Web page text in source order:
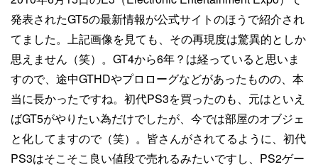
発表されたGT5の最新情報が公式サイトのほうで紹介され
てました。上記画像を見ても、その再現度は驚異的としか
思えません（笑）。GT4から6年？は経っていると思いま
すので、途中GTHDやプロローグなどがあったものの、本
当に長かったですね。初代PS3を買ったのも、元はといえ
ばGT5がやりたい為だけでしたが、今では部屋のオブジェ
と化してますので（笑）。皆さんがされてるように、初代
PS3はそこそこ良い値段で売れるみたいですし、PS2ゲー